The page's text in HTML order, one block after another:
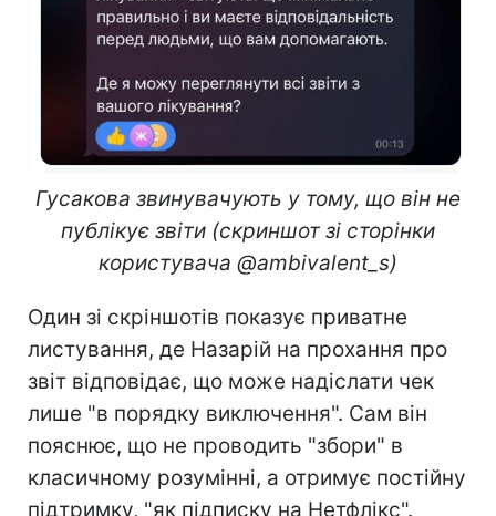
Гусакова звинувачують у тому, що він не
публікує звіти (скриншот зі сторінки
користувача @ambivalent_s)
Один зі скріншотів показує приватне
листування, де Назарій на прохання про
звіт відповідає, що може надіслати чек
лише "в порядку виключення". Сам він
пояснює, що не проводить "збори" в
класичному розумінні, а отримує постійну
підтримку, "як підписку на Нетфлікс".